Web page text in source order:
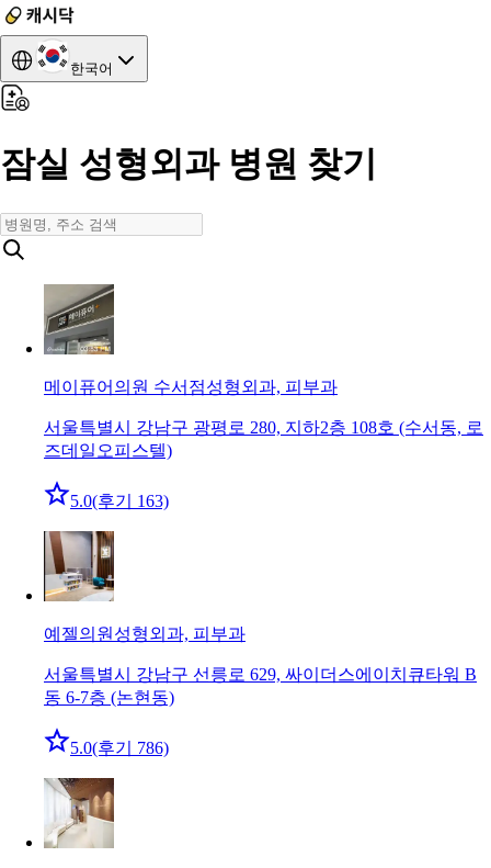
한국어
잠실 성형외과 병원 찾기
메이퓨어의원 수서점성형외과, 피부과
서울특별시 강남구 광평로 280, 지하2층 108호 (수서동, 로
즈데일오피스텔)
5.0(후기 163)
예젤의원 성형외과, 피부과
서울특별시 강남구 선릉로 629, 싸이더스에이치큐타워 B
동 6-7층 (논현동)
5.0(후기 786)